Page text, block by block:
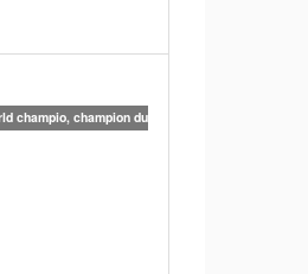
champio, champion du